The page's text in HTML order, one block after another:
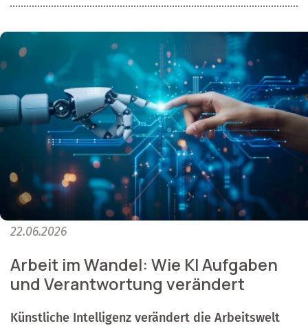
22.06.2026
Arbeit im Wandel: Wie KI Aufgaben
und Verantwortung verändert
Künstliche Intelligenz verändert die Arbeitswelt